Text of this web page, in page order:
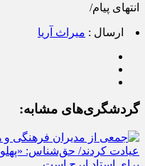
انتهای پیام/
ارسال : میراث آریا
گردشگری‌های مشابه: